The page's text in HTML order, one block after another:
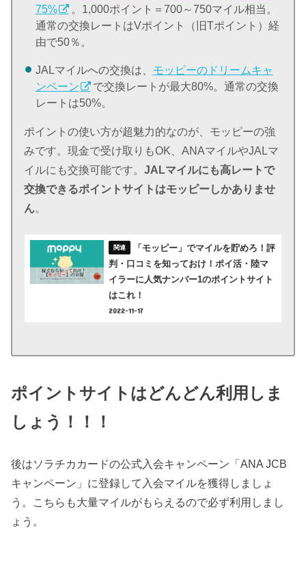
75%
。1,000ポイント＝700～750マイル相当。
通常の交換レートはVポイント（旧Tポイント）経
由で50％。
JALマイルへの交換は、 モッピーのドリームキャ
ンペーン
で交換レートが最大80%。通常の交換
レートは50%。
ポイントの使い方が超魅力的なのが、モッピーの強
みです。現金で受け取りもOK、ANAマイルやJALマ
イルにも交換可能です。JALマイルにも高レートで
交換できるポイントサイトはモッピーしかありませ
ん。
「モッピー」でマイルを貯めろ！評
判・口コミを知っておけ！ポイ活・陸マ
イラーに人気ナンバー1のポイントサイト
はこれ！
2022-11-17
ポイントサイトはどんどん利用しま
しょう！！！
後はソラチカカードの公式入会キャンペーン「ANA JCB
キャンペーン」に登録して入会マイルを獲得しましょ
う。こちらも大量マイルがもらえるので必ず利用しまし
ょう。